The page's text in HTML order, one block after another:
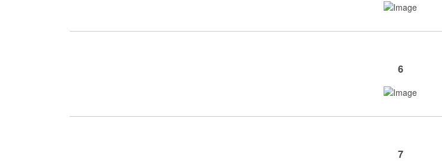
6
7